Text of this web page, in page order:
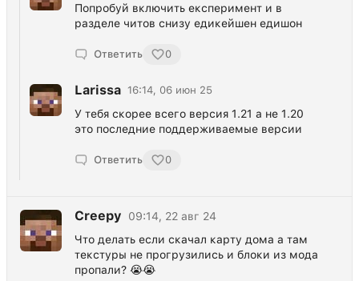
Попробуй включить експеримент и в
разделе читов снизу едикейшен едишон
Ответить 0
Larissa 16:14, 06 июн 25
У тебя скорее всего версия 1.21 а не 1.20
это последние поддерживаемые версии
Ответить 0
Creepy
09:14, 22 авг 24
Что делать если скачал карту дома а там
текстуры не прогрузились и блоки из мода
пропали? 😭😭